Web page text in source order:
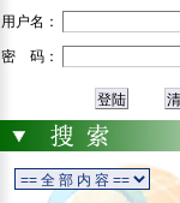
用户名：
密 码：